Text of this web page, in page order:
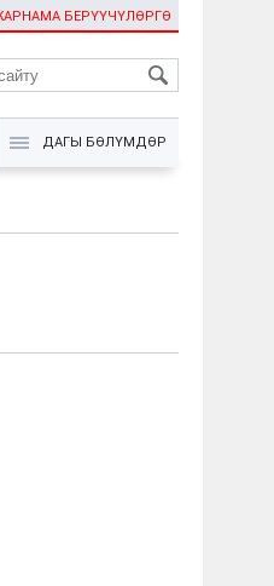
БЕРҮҮЧҮЛӨРГӨ
RU
ДАГЫ БӨЛҮМДӨР